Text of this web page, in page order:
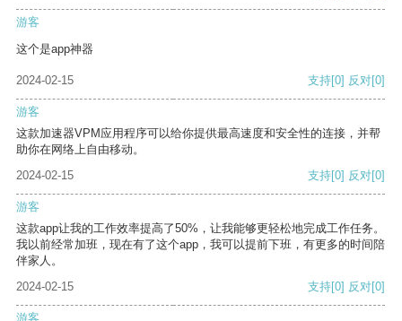
游客
这个是app神器
2024-02-15 支持[0] 反对[0]
游客
这款加速器VPM应用程序可以给你提供最高速度和安全性的连接，并帮
助你在网络上自由移动。
2024-02-15
支持[0] 反对[0]
游客
这款app让我的工作效率提高了50%，让我能够更轻松地完成工作任务。
我以前经常加班，现在有了这个app，我可以提前下班，有更多的时间陪
伴家人。
2024-02-15
支持[0] 反对[0]
游客